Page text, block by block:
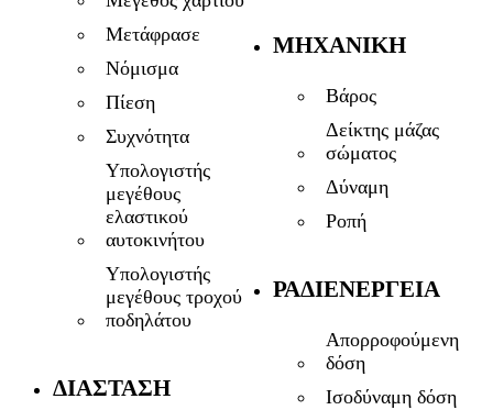
Μετάφρασε
Νόμισμα
Πίεση
Συχνότητα
Υπολογιστής
μεγέθους
ελαστικού
αυτοκινήτου
Υπολογιστής
μεγέθους τροχού
ποδηλάτου
ΔΙΆΣΤΑΣΗ
ΜΗΧΑΝΙΚΉ
Βάρος
Δείκτης μάζας
σώματος
Δύναμη
Ροπή
ΡΑΔΙΕΝΈΡΓΕΙΑ
Απορροφούμενη
δόση
Ισοδύναμη δόση